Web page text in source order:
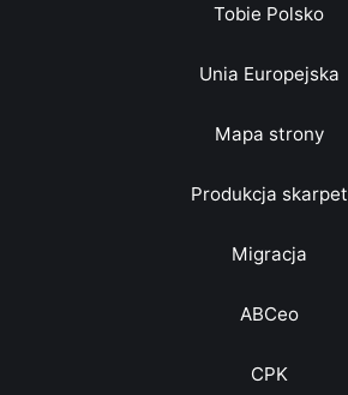
Tobie Polsko
Unia Europejska
Mapa strony
Produkcja skarpet
Migracja
ABCeo
CPK